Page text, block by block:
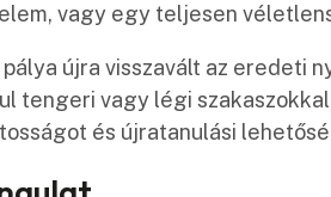
vagy egy teljesen
újra visszavált az eredeti
tengeri vagy légi
és újratanulási